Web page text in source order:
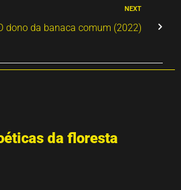
NEXT
dono da banaca comum (2022)
da floresta